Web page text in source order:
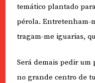
temático plantado
pérola. Entretenham-
tragam-me iguarias,
Será demais pedir
no grande centro de